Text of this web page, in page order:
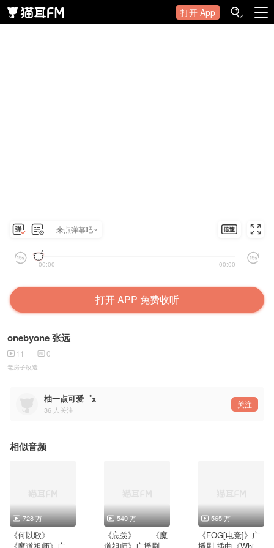
打开 App
来点弹幕吧~
00:00 00:00
打开 APP 免费收听
onebyone 张远
11 0
老房子改造
柚一点可爱゜x
36 人关注
关注
相似音频
728 万
《何以歌》——
540 万
《忘羡》——《魔
565 万
《FOG[电竞]》广